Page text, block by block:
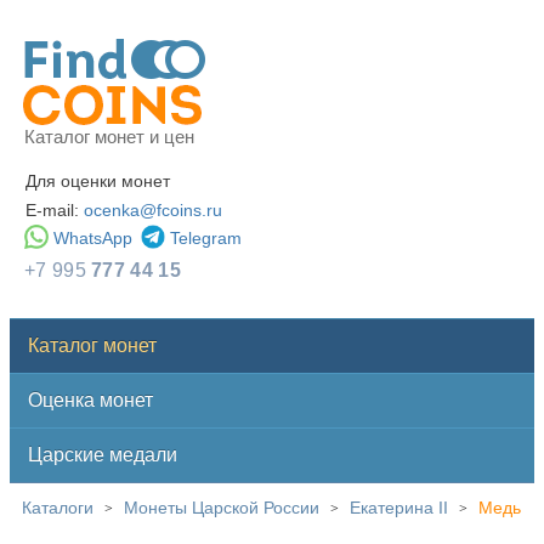
Каталог монет и цен
Для оценки монет
E-mail: ocenka@fcoins.ru
WhatsApp
Telegram
+7 995777 44 15
Каталог монет
Оценка монет
Царские медали
Каталоги > Монеты Царской России > Екатерина II > Медь